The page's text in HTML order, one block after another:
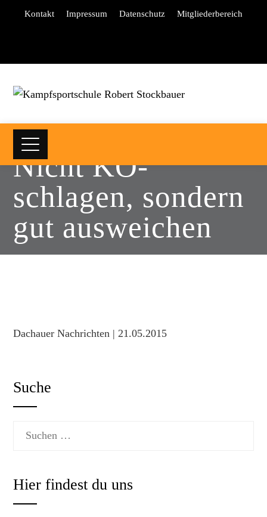
Kontakt Impressum Datenschutz Mitgliederbereich
Nicht KO-
schlagen, sondern
gut ausweichen
Dachauer Nachrichten | 21.05.2015
Suche
Hier findest du uns